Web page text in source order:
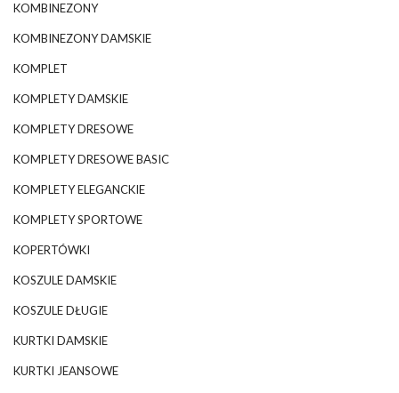
KOMBINEZONY
KOMBINEZONY DAMSKIE
KOMPLET
KOMPLETY DAMSKIE
KOMPLETY DRESOWE
KOMPLETY DRESOWE BASIC
KOMPLETY ELEGANCKIE
KOMPLETY SPORTOWE
KOPERTÓWKI
KOSZULE DAMSKIE
KOSZULE DŁUGIE
KURTKI DAMSKIE
KURTKI JEANSOWE